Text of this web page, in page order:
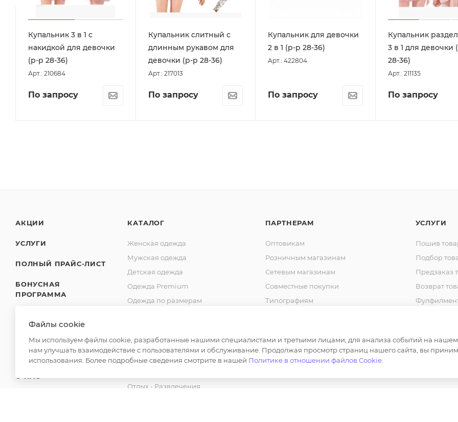
Купальник 3 в 1 с
накидкой для девочки
(р-р 28-36)
Арт.: 210684
По запросу
Купальник слитный с
длинным рукавом для
девочки (р-р 28-36)
Арт.: 217013
По запросу
Купальник для девочки
2 в 1 (р-р 28-36)
Арт.: 422804
По запросу
Купальник
3 в 1 для девочки
28-36)
Арт.: 211135
По запросу
АКЦИИ
УСЛУГИ
ПОЛНЫЙ ПРАЙС-ЛИСТ
БОНУСНАЯ
ПРОГРАММА
ОПЛАТА
О НАС
КАТАЛОГ
Женская одежда
Мужская одежда
Детская одежда
Одежда Premium
Одежда по размерам
Спецодежда
Товары для бани
Отдых - Развлечения
ПАРТНЕРАМ
Оптовикам
Розничным магазинам
Сетевым магазинам
Совместные покупки
Типографиям
Сотрудничество
УСЛУГИ
Пошив
Подбор
Предзаказ
Возврат
Файлы cookie
Мы используем файлы cookie, разработанные нашими специалистами и третьими лицами, для анализа событий на нашем
нам улучшать взаимодействие с пользователями и обслуживание. Продолжая просмотр страниц нашего сайта, вы
использования. Более подробные сведения смотрите в нашей Политике в отношении файлов Cookie